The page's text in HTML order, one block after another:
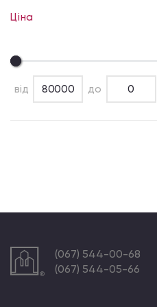
Ціна
від до
(067) 544-00-68
(067) 544-05-66